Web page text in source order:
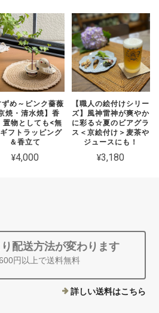
ずめ～ピンク薔薇
京焼・清水焼】香
置物としても<無
フトラッピング
＆香立て
¥4,000
【職人の絵付けシリー
ズ】風神雷神が爽やか
に彩る☆夏のビアグラ
ス＜京絵付け＞麦茶や
ジュースにも！
¥3,180
配送方法が変わります
円以上で送料無料
詳しい送料はこちら